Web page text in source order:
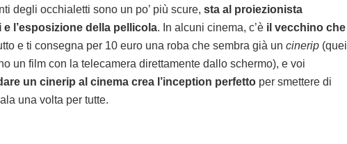
degli occhialetti sono un po’ più scure, sta al proiezionista
l’esposizione della pellicola. In alcuni cinema, c’è il vecchino che
e ti consegna per 10 euro una roba che sembra già un cinerip (quei
un film con la telecamera direttamente dallo schermo), e voi
un cinerip al cinema crea l’inception perfetto per smettere di
una volta per tutte.